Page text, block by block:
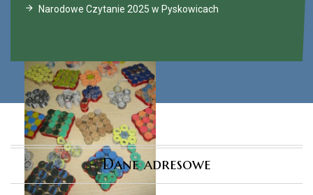
Narodowe Czytanie 2025 w Pyskowicach
Dane adresowe